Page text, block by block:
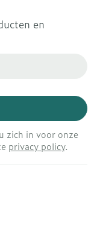
en
zich in voor onze
privacy policy.